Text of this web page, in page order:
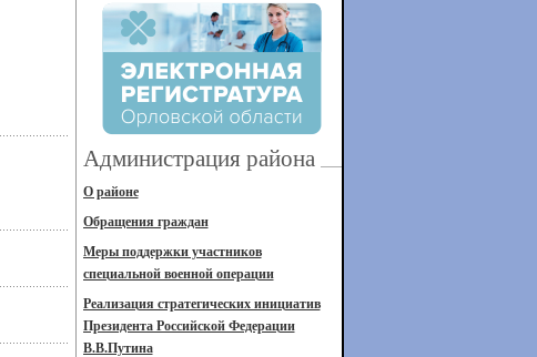
Администрация района
О районе
Обращения граждан
Меры поддержки участников
специальной военной операции
Реализация стратегических инициатив
Президента Российской Федерации
В.В.Путина